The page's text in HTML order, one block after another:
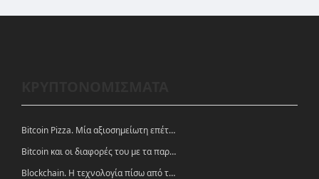
Bitcoin Pizza. Μία αξιοσημείωτη επέτειος.
Bitcoin και οι διαφορές του με τα παραδοσιακά νομίσματα
Blockchain. Η τεχνολογία πίσω από τα κρυπτονομίσματα